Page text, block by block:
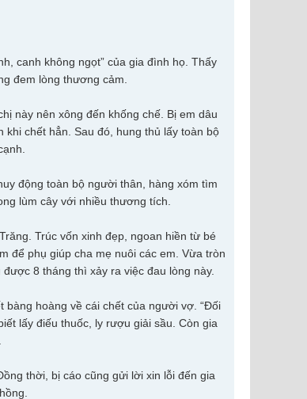
canh không ngọt” của gia đình họ. Thấy
đem lòng thương cảm.
này nên xông đến khống chế. Bị em dâu
chết hẳn. Sau đó, hung thủ lấy toàn bộ
động toàn bộ người thân, hàng xóm tìm
lùm cây với nhiều thương tích.
Trúc vốn xinh đẹp, ngoan hiền từ bé
để phụ giúp cha mẹ nuôi các em. Vừa tròn
8 tháng thì xảy ra việc đau lòng này.
hoàng về cái chết của người vợ. “Đối
lấy điếu thuốc, ly rượu giải sầu. Còn gia
thời, bị cáo cũng gửi lời xin lỗi đến gia